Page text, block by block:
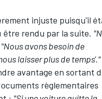
injuste puisqu'il
être rendu par la suite.
"Nous avons besoin de
laisser plus de temps'."
avantage en sortant
règlementaires